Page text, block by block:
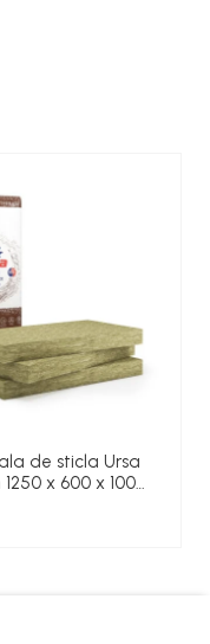
de sticla Ursa
x 600 x 100